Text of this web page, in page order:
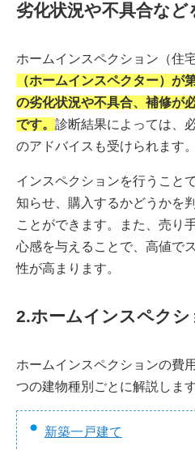
劣化状況や不具合など
ホームインスペクション（住
（ホームインスペクター）が
の劣化状況や不具合、補修が
です。 診断結果によっては、
のアドバイスも受けられます。
インスペクションを行うこと
知らせ、購入するかどうかを
ことができます。また、売り
心感を与えることで、高値で
性が高まります。
2.ホームインスペク
ホームインスペクションの費
つの建物種別ごとに解説します
新築一戸建て